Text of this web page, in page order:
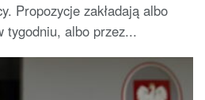
Propozycje zakładają albo
tygodniu, albo przez...